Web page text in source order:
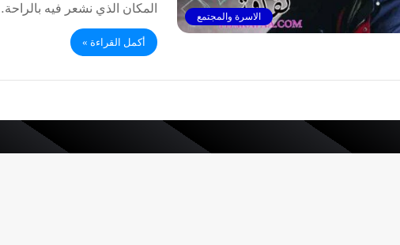
الاسرة والمجتمع
المكان الذي نشعر فيه
أكمل القراءة »